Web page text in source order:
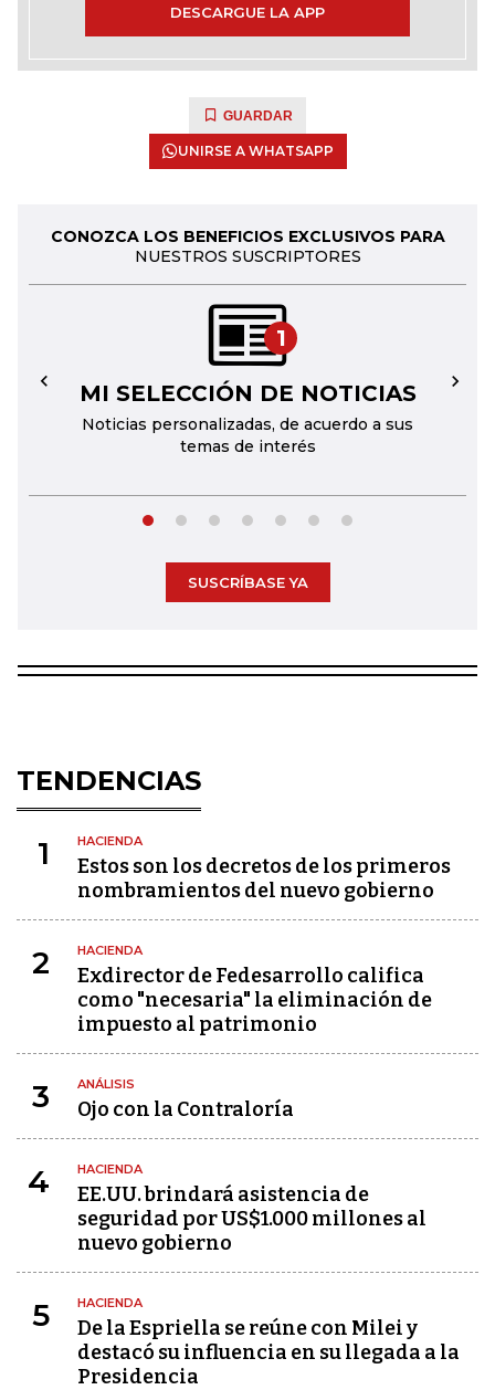
DESCARGUE LA APP
GUARDAR
UNIRSE A WHATSAPP
CONOZCA LOS BENEFICIOS EXCLUSIVOS PARA
NUESTROS SUSCRIPTORES
1
MI SELECCIÓN DE NOTICIAS
Noticias personalizadas, de acuerdo a sus
temas de interés
← →
SUSCRÍBASE YA
TENDENCIAS
1 HACIENDA
Estos son los decretos de los primeros
nombramientos del nuevo gobierno
2 HACIENDA
Exdirector de Fedesarrollo califica
como "necesaria" la eliminación de
impuesto al patrimonio
3 ANÁLISIS
Ojo con la Contraloría
4 HACIENDA
EE.UU. brindará asistencia de
seguridad por US$1.000 millones al
nuevo gobierno
5 HACIENDA
De la Espriella se reúne con Milei y
destacó su influencia en su llegada a la
Presidencia